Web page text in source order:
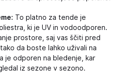
To platno za tende je
ki je UV in vodoodporen.
prostore, saj vas ščiti pred
da boste lahko uživali na
je odporen na bledenje, kar
iz sezone v sezono.